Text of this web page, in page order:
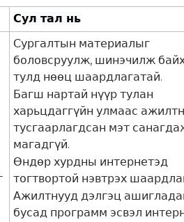
Сул тал нь
Сургалтын материалыг
боловсруулж, шинэчилж
тулд нөөц шаардлагатай.
Багш нартай нүүр тулан
харьцдаггүйн улмаас
тусгаарлагдсан мэт
магадгүй.
Өндөр хурдны интернетэд
тогтвортой нэвтрэх
Ажилтнууд дэлгэц
бусад программ эсвэл